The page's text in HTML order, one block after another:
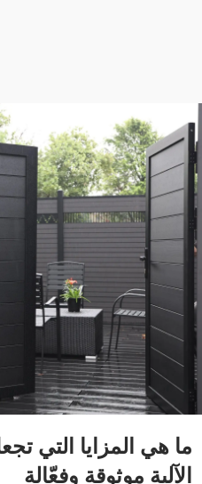
ما هي المزايا التي
الآلية موثوقة وفعّالة